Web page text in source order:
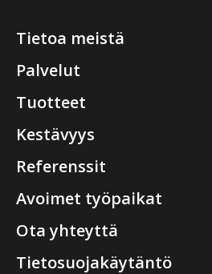
Tietoa meistä
Palvelut
Tuotteet
Kestävyys
Referenssit
Avoimet työpaikat
Ota yhteyttä
Tietosuojakäytäntö